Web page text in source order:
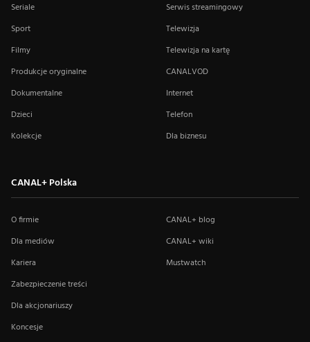
Seriale
Sport
Filmy
Produkcje oryginalne
Dokumentalne
Dzieci
Kolekcje
Serwis streamingowy
Telewizja
Telewizja na kartę
CANALVOD
Internet
Telefon
Dla biznesu
CANAL+ Polska
O firmie
Dla mediów
Kariera
Zabezpieczenie treści
Dla akcjonariuszy
Koncesje
CANAL+ blog
CANAL+ wiki
Mustwatch